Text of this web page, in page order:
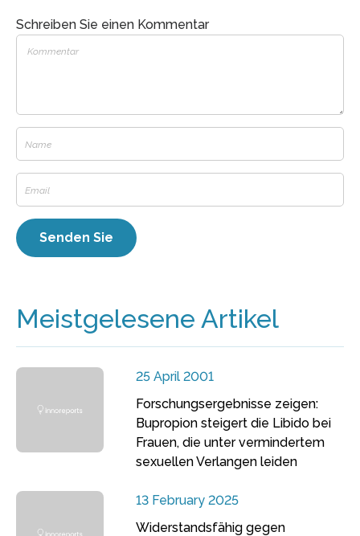
Schreiben Sie einen Kommentar
Meistgelesene Artikel
25 April 2001
Forschungsergebnisse zeigen:
Bupropion steigert die Libido bei
Frauen, die unter vermindertem
sexuellen Verlangen leiden
13 February 2025
Widerstandsfähig gegen